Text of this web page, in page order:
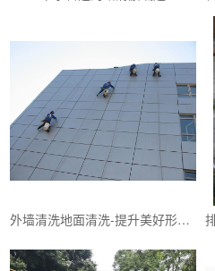
外墙清洗地面清洗-提升美好形象保持优雅环境